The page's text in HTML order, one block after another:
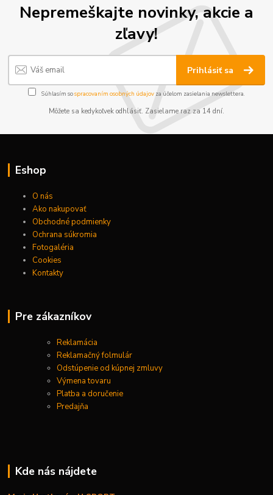
Nepremeškajte novinky, akcie a
zľavy!
Prihlásiť sa
Súhlasím sospracovaním osobných údajov za účelom zasielania newslettera.
Môžete sa kedykoľvek odhlásiť. Zasielame raz za 14 dní.
Eshop
O nás
Ako nakupovať
Obchodné podmienky
Ochrana súkromia
Fotogaléria
Cookies
Kontakty
Pre zákazníkov
Reklamácia
Reklamačný folmulár
Odstúpenie od kúpnej zmluvy
Výmena tovaru
Platba a doručenie
Predajňa
Kde nás nájdete